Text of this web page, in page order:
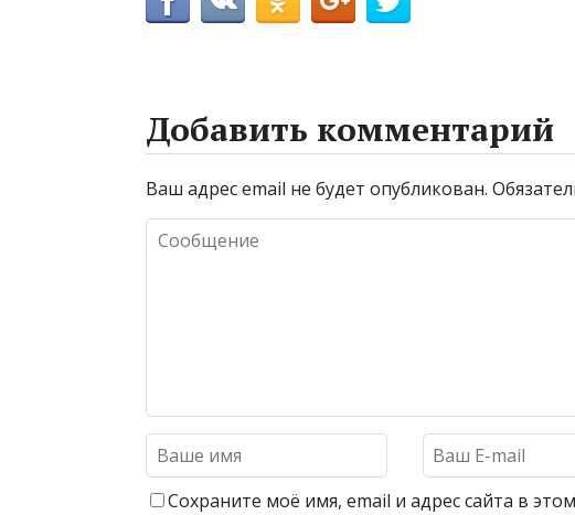
Добавить комментарий
Ваш адрес email не будет опубликован.
Сохраните моё имя, email и адрес сайта в